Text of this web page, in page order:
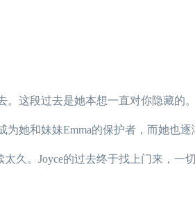
这段过去是她本想一直对你隐藏的。
她和妹妹Emma的保护者，而她也逐
久。Joyce的过去终于找上门来，一切